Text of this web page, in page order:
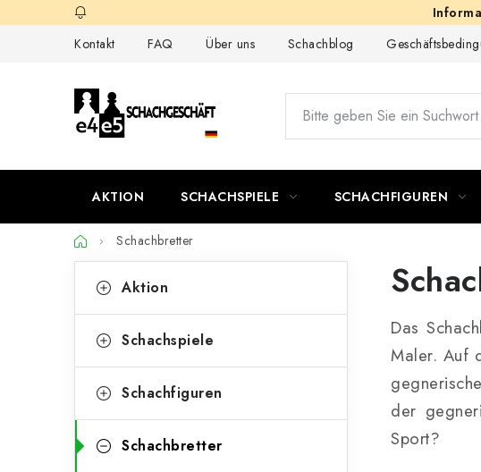
Inhalt
Kontakt
FAQ Über uns Schachblog
AKTION SCHACHSPIELE SCHACHFIGUREN
StartseiteSchachbretter
e
t
e
n
überspringen
a
e
o
r
Aktion
Schachspiele
Schachfiguren
Schachbretter
Das
Maler. Auf
der
Sport?